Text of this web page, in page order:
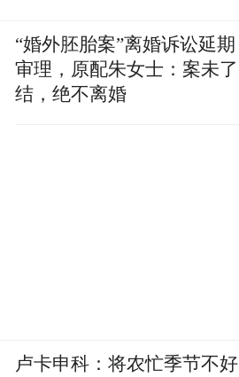
“婚外胚胎案”离婚诉讼延期
审理，原配朱女士：案未了
结，绝不离婚
卢卡申科：将农忙季节不好